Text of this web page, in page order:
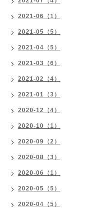
2021-06（1）
2021-05（5）
2021-04（5）
2021-03（6）
2021-02（4）
2021-01（3）
2020-12（4）
2020-10（1）
2020-09（2）
2020-08（3）
2020-06（1）
2020-05（5）
2020-04（5）